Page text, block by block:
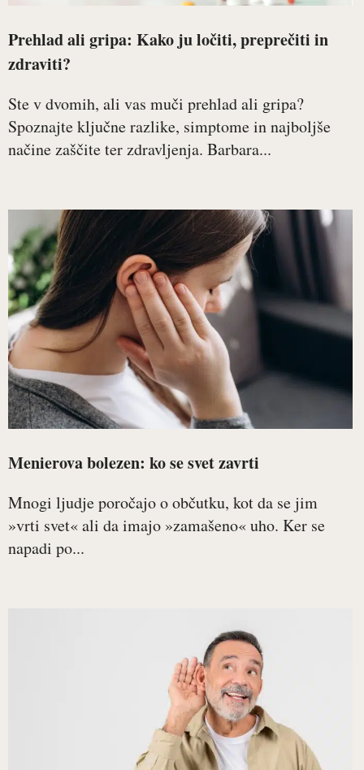
Prehlad ali gripa: Kako ju ločiti, preprečiti in
zdraviti?
Ste v dvomih, ali vas muči prehlad ali gripa?
Spoznajte ključne razlike, simptome in najboljše
načine zaščite ter zdravljenja. Barbara...
Menierova bolezen: ko se svet zavrti
Mnogi ljudje poročajo o občutku, kot da se jim
»vrti svet« ali da imajo »zamašeno« uho. Ker se
napadi po...